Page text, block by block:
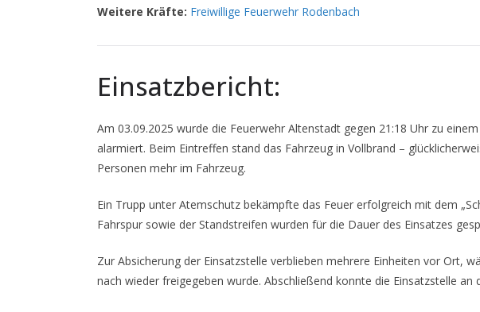
Weitere Kräfte: Freiwillige Feuerwehr Rodenbach
Einsatzbericht:
Am 03.09.2025 wurde die Feuerwehr Altenstadt gegen 21:18 Uhr zu
alarmiert. Beim Eintreffen stand das Fahrzeug in Vollbrand –
Personen mehr im Fahrzeug.
Ein Trupp unter Atemschutz bekämpfte das Feuer erfolgreich mit dem
Fahrspur sowie der Standstreifen wurden für die Dauer des Einsatzes
Zur Absicherung der Einsatzstelle verblieben mehrere Einheiten vor Ort,
nach wieder freigegeben wurde. Abschließend konnte die Einsatzstelle an